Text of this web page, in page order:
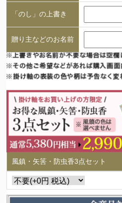
「のし」の上書き
贈り主などのお名前
風鎮・矢筈・防虫香3点セット